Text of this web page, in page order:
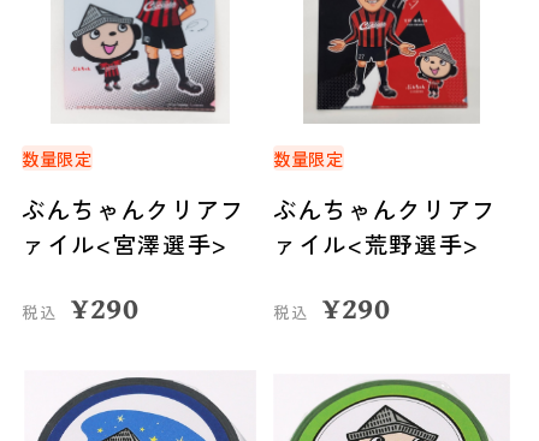
数量限定
ぶんちゃんクリアフ
ァイル<宮澤選手>
税込 ¥290
数量限定
ぶんちゃんクリアフ
ァイル<荒野選手>
税込 ¥290